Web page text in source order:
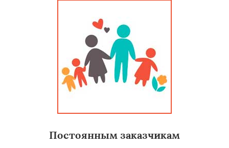
Постоянным заказчикам